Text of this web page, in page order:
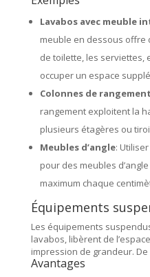
Lavabos avec meuble
meuble en dessous offre
de toilette, les serviettes,
occuper un espace
Colonnes de
rangement exploitent la
plusieurs étagères ou
Meubles d’angle:
pour des meubles
maximum chaque
Équipements
Les équipements
lavabos, libèrent de
impression de grandeur.
Avantages